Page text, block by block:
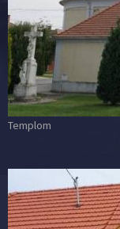
Templom